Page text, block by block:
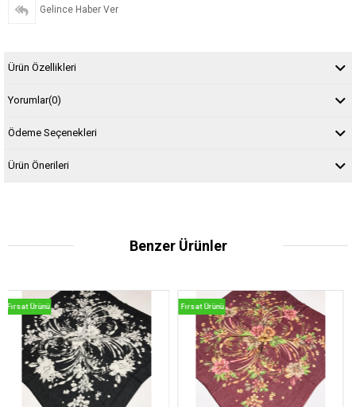
Gelince Haber Ver
Ürün Özellikleri
Yorumlar(0)
Ödeme Seçenekleri
Ürün Önerileri
Benzer Ürünler
Fırsat Ürünü